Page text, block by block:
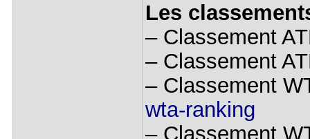
Les
– Classement
– Classement
– Classement
wta-ranking
– Classement